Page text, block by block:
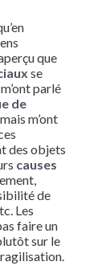
que
se
parlé
de
m’ont
des objets
causes
de
Les
faire un
sur le